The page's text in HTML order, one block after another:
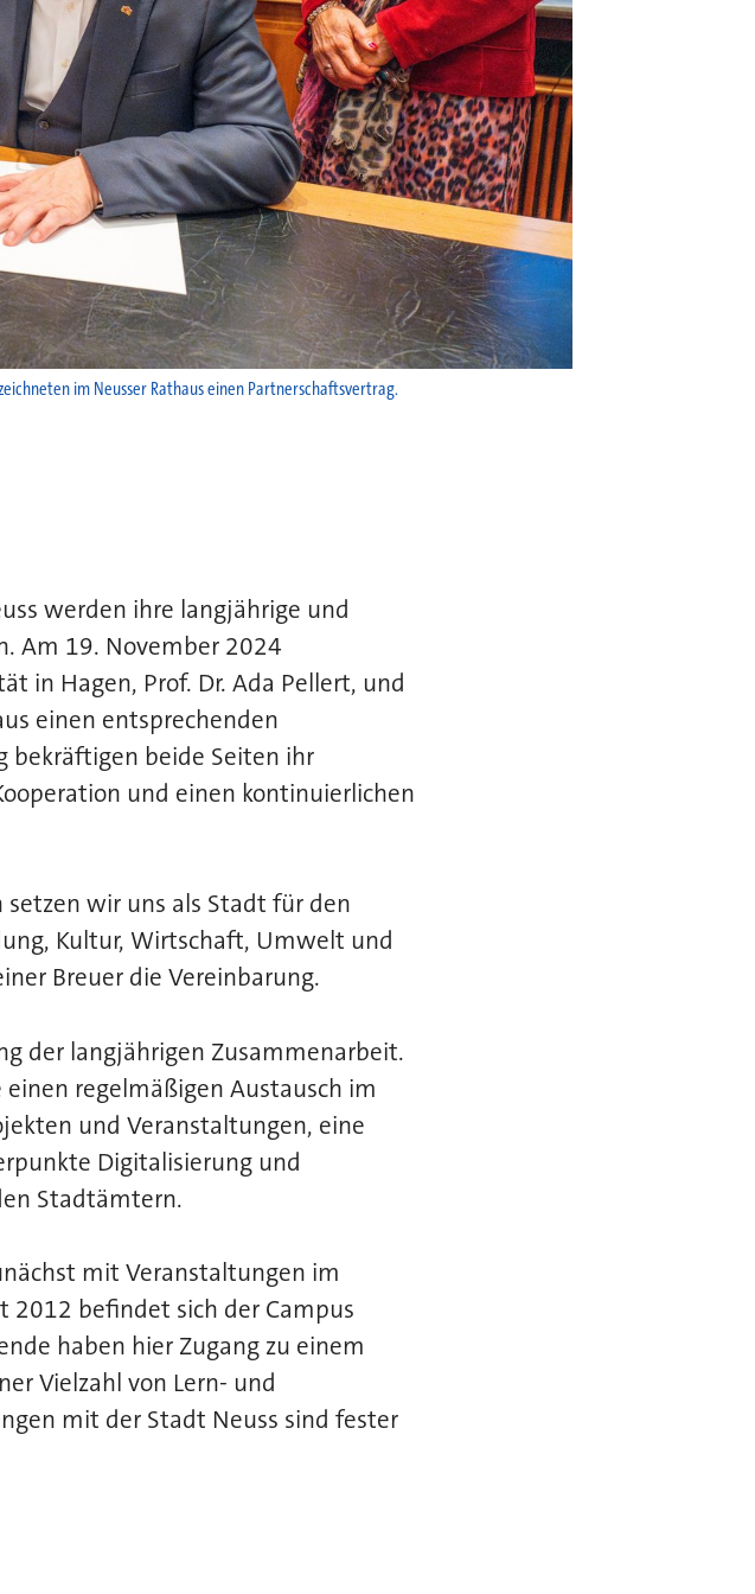
im Neusser Rathaus einen Partnerschaftsvertrag.
werden ihre langjährige und
Am 19. November 2024
in Hagen, Prof. Dr. Ada Pellert, und
einen entsprechenden
bekräftigen beide Seiten ihr
und einen kontinuierlichen
wir uns als Stadt für den
Kultur, Wirtschaft, Umwelt und
Breuer die Vereinbarung.
der langjährigen Zusammenarbeit.
regelmäßigen Austausch im
und Veranstaltungen, eine
Digitalisierung und
Stadtämtern.
mit Veranstaltungen im
2012 befindet sich der Campus
haben hier Zugang zu einem
Vielzahl von Lern- und
mit der Stadt Neuss sind fester